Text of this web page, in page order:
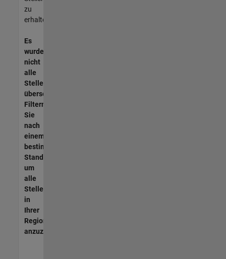
zu
erhalten.
Es
wurden
nicht
alle
Stellen
übersetzt.
Filtern
Sie
nach
einem
bestimmten
Standort,
um
alle
Stellenangebote
in
Ihrer
Region
anzuzeigen.